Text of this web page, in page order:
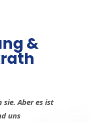
&
sie. Aber es ist
uns